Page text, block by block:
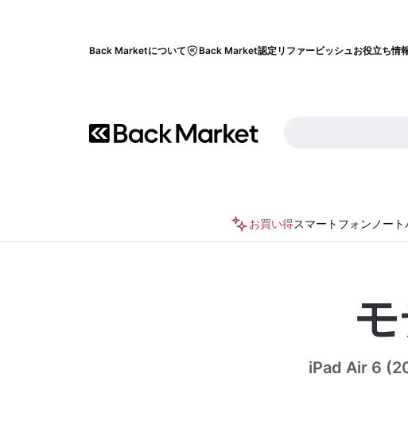
Back Marketについて Back Market認定リファービッシュお役立ち情
お買い得スマートフォン ノー
iPad Air 6